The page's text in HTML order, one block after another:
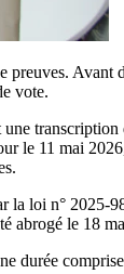
preuves.
vote.
le 11 mai
la loi n°
abrogé le 18
durée